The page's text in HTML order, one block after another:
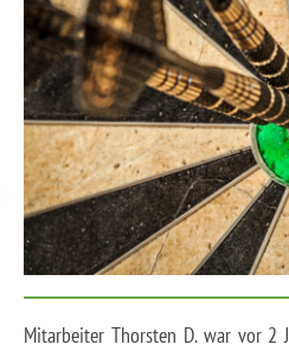
Mitarbeiter Thorsten D. war vor 2